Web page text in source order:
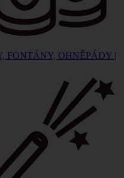
FONTÁNY, OHNĚPÁDY |